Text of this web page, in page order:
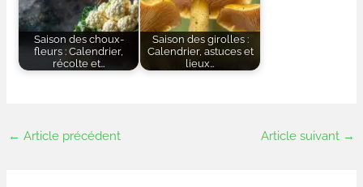
Saison des choux-
fleurs : Calendrier,
récolte et…
Saison des girolles :
Calendrier, astuces et
lieux…
← Article précédent Article suivant →